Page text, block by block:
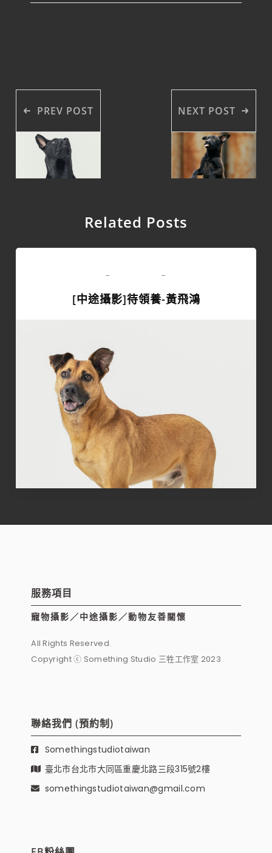
PREV POST NEXT POST
Related Posts
- -
[中途攝影]待領養-黃飛鴻
服務項目
寵物攝影／中途攝影／動物友善關懷
All Rights Reserved.
Copyright ⓒ Something Studio 三牲工作室 2023
聯絡我們 (預約制)
Somethingstudiotaiwan
臺北市台北市大同區重慶北路三段315號2樓
somethingstudiotaiwan@gmail.com